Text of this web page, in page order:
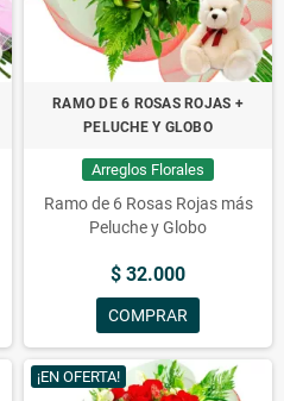
RAMO DE 6 ROSAS ROJAS +
PELUCHE Y GLOBO
Arreglos Florales
Ramo de 6 Rosas Rojas más
Peluche y Globo
$ 32.000
COMPRAR
¡EN OFERTA!